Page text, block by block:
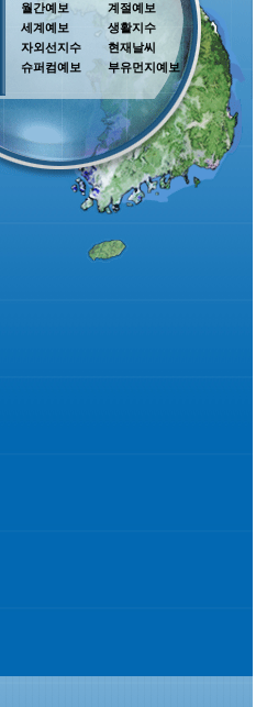
월간예보
세계예보
자외선지수
슈퍼컴예보
계절예보
생활지수
현재날씨
부유먼지예보